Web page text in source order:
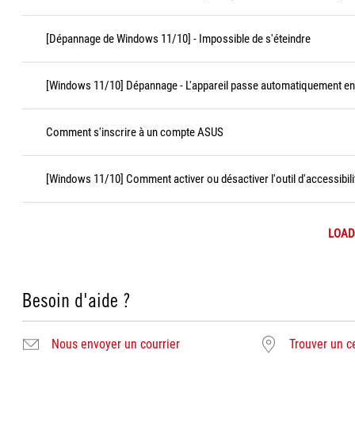
[Dépannage de Windows 11/10] - Impossible de s'éteindre
[Windows 11/10] Dépannage - L'appareil passe automatiquement
Comment s'inscrire à un compte ASUS
[Windows 11/10] Comment activer ou désactiver l'outil
Besoin d'aide ?
Nous envoyer un courrier Trouver un